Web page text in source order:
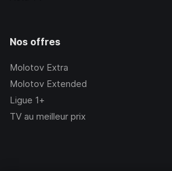
Nos offres
Molotov Extra
Molotov Extended
Ligue 1+
TV au meilleur prix